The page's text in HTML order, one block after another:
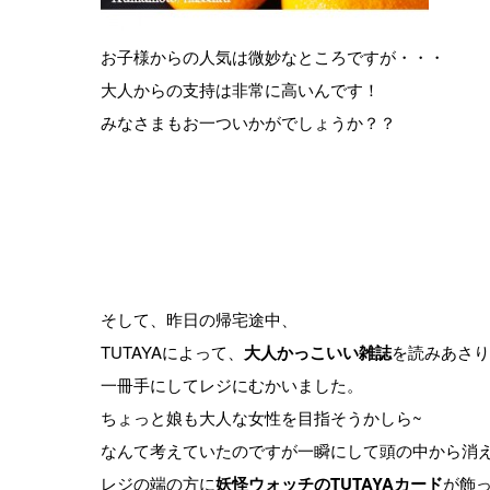
お子様からの人気は微妙なところですが・・・
大人からの支持は非常に高いんです！
みなさまもお一ついかがでしょうか？？
そして、昨日の帰宅途中、
TUTAYAによって、 大人かっこいい雑誌を読みあさり
一冊手にしてレジにむかいました。
ちょっと娘も大人な女性を目指そうかしら~
なんて考えていたのですが一瞬にして頭の中から消え
レジの端の方に妖怪ウォッチのTUTAYAカードが飾